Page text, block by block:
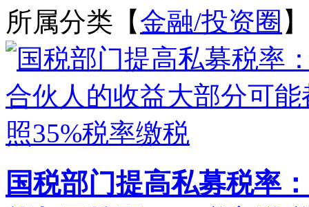
所属分类【金融/投资圈 】
国税部门提高私募税率